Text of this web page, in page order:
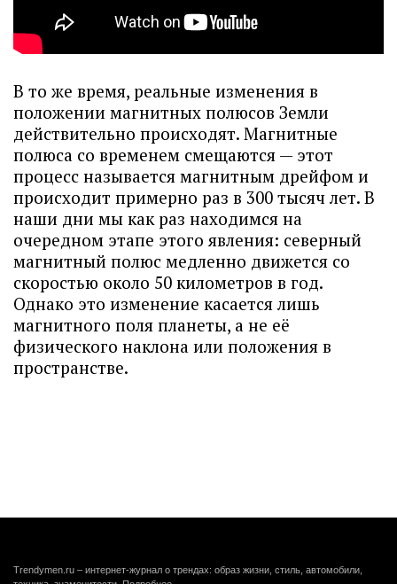
В то же время, реальные изменения в
положении магнитных полюсов Земли
действительно происходят. Магнитные
полюса со временем смещаются — этот
процесс называется магнитным дрейфом и
происходит примерно раз в 300 тысяч лет. В
наши дни мы как раз находимся на
очередном этапе этого явления: северный
магнитный полюс медленно движется со
скоростью около 50 километров в год.
Однако это изменение касается лишь
магнитного поля планеты, а не её
физического наклона или положения в
пространстве.
Trendymen.ru – интернет-журнал о трендах: образ жизни, стиль, автомобили,